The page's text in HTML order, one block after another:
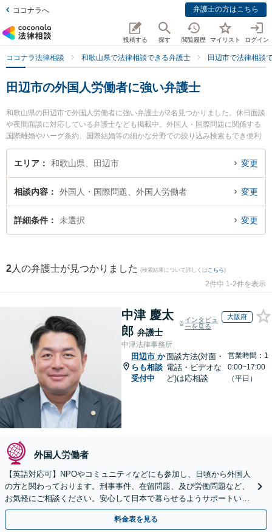
ココナラへ 弁護士の方はこちら
投稿する 探す 閲覧履歴 マイリスト ログイン
ココナラ法律相談 和歌山県で法律相談できる弁護士 田辺市で法律相談
田辺市の外国人労働者に強い弁護士
和歌山県の田辺市で外国人労働者に強い弁護士が2名見つかりました。休日面談
や夜間面談に対応している弁護士なども掲載中。外国人・国際問題に関係する
国際離婚やハーグ条約、国際結婚等の細かな分野での絞り込み検索もでき便利
です。特に佐藤生空法律事務所の佐藤 生空弁護士やあおい法律事務所の岡田 政
和弁護士のプロフィール情報や弁護士費用、強みなどが注目されています。
したい』『初回相談無料で外国人労働者を法律相談できる田辺市内の弁護士に
相談予約したい』などでお困りの相談者さんにおすすめです。
エリア 和歌山県、田辺市 変更
相談内容 外国人・国際問題、外国人労働者 変更
詳細条件 未選択 変更
2 人の弁護士が見つかりました (検索結果について詳しくは こちら)
2件中 1-2件を表示
中津 慶太
郎 弁護士
インタビュ
ーを見る
大阪府
中津法律事務所
田辺市 か
らも相談
受付中
面談方法(対面・
電話・ビデオな
ど)は応相談
営業時間：1
0:00~17:00
（平日）
外国人労働者
【英語対応可】NPOやコミュニティなどにも参加し、日頃から外国人
の方と関わっております。刑事事件、在留問題、及び労働問題など、
お気軽にご相談ください。安心して日本で暮らせるようサポートいた
します【夜間・休日相談OK】【北浜駅2分】
料金表を見る